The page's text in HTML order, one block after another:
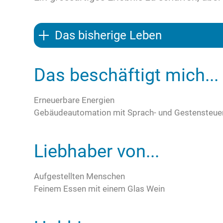
Das bisherige Leben
Das beschäftigt mich...
Erneuerbare Energien
Gebäudeautomation mit Sprach- und
Liebhaber von...
Aufgestellten Menschen
Feinem Essen mit einem Glas Wein